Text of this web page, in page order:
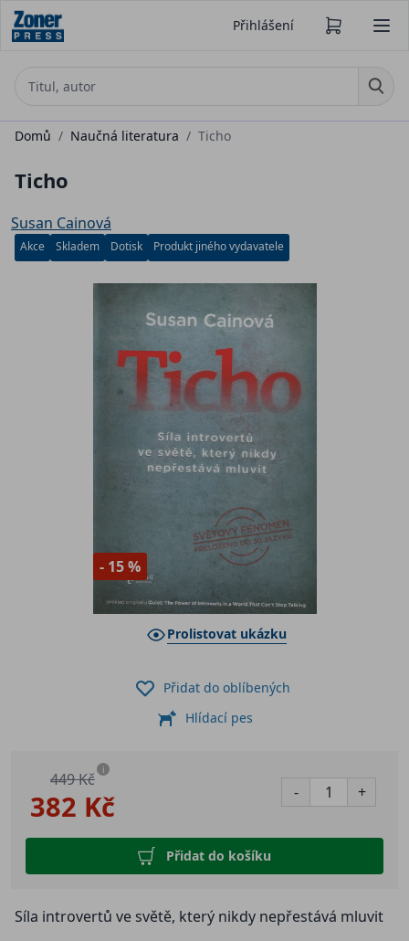
Přihlášení
Domů / Naučná literatura / Ticho
Ticho
Susan Cainová
Akce Skladem Dotisk Produkt jiného vydavatele
- 15 %
Prolistovat ukázku
382 Kč
449 Kč i
- +
Přidat do košíku
Přidat do oblíbených
Hlídací pes
Síla introvertů ve světě, který nikdy nepřestává mluvit